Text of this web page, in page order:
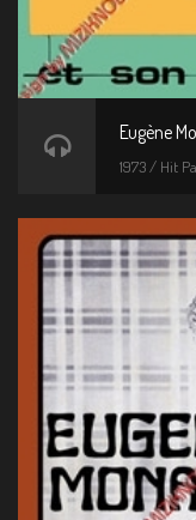
Eugène
1973 / Hit